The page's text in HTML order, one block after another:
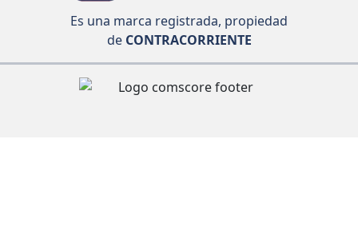
Es una marca registrada, propiedad
deCONTRACORRIENTE